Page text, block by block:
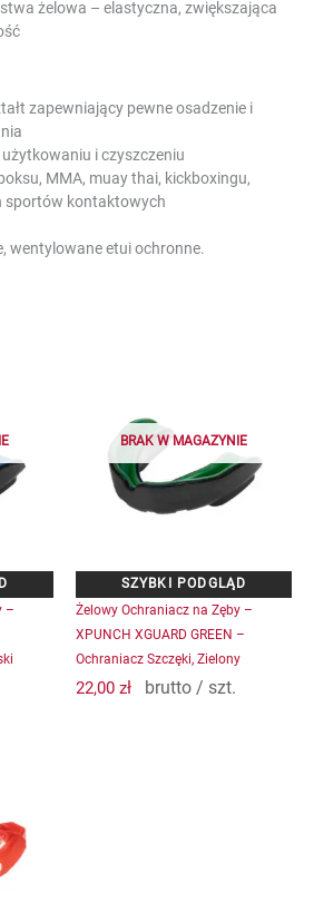
żelowa – elastyczna, zwiększająca
zapewniający pewne osadzenie i
użytkowaniu i czyszczeniu
MMA, muay thai, kickboxingu,
sportów kontaktowych
wentylowane etui ochronne.
–
BRAK W MAGAZYNIE
Żelowy Ochraniacz na Zęby –
XPUNCH XGUARD GREEN –
Ochraniacz Szczęki, Zielony
22,00 zł brutto / szt.